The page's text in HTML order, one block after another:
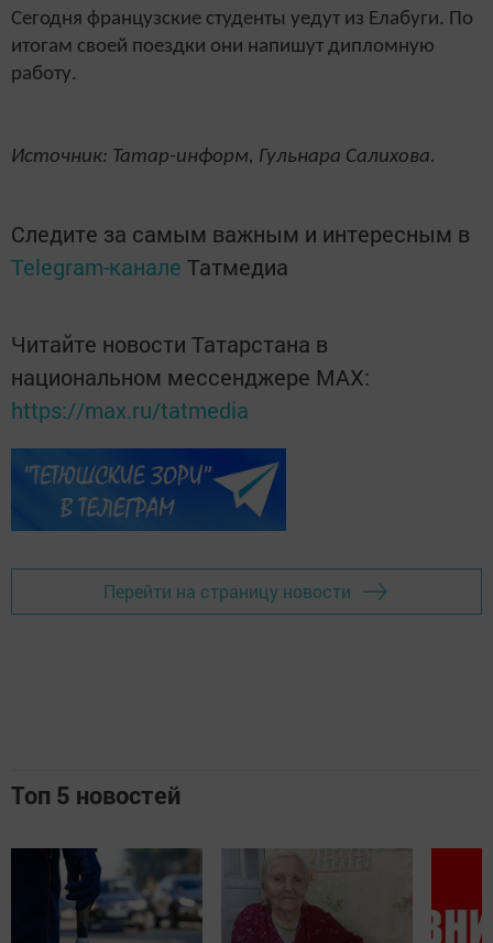
Сегодня французские студенты уедут из Елабуги. По
итогам своей поездки они напишут дипломную
работу.
Источник: Татар-информ, Гульнара Салихова.
Следите за самым важным и интересным в
Telegram-канале Татмедиа
Читайте новости Татарстана в
национальном мессенджере MАХ:
https://max.ru/tatmedia
Перейти на страницу новости
Топ 5 новостей